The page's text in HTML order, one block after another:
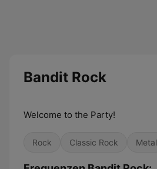
Bandit Rock
Welcome to the Party!
Rock Classic Rock Metal